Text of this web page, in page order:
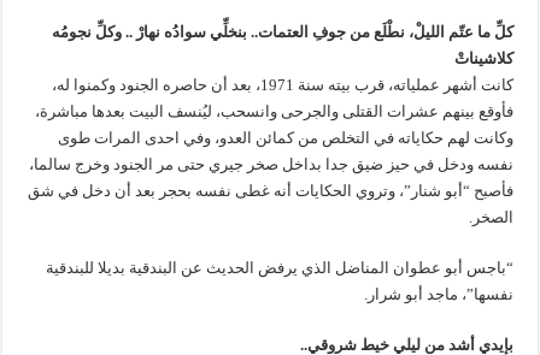
كلِّ ما عتّم الليلْ، نطْلَع من جوفِ العتمات.. بنخلِّي سوادُه نهارْ ..وكلِّ نجومُه
كلاشيناتْ
كانت أشهر عملياته، قرب بيته سنة 1971، بعد أن حاصره الجنود وكمنوا له،
فأوقع بينهم عشرات القتلى والجرحى وانسحب، ليُنسف البيت بعدها مباشرة،
وكانت لهم حكاياته في التخلص من كمائن العدو، وفي احدى المرات طوى
نفسه ودخل في حيز ضيق جدا بداخل صخر جيري حتى مر الجنود وخرج سالما،
فأصبح “أبو شنار”، وتروي الحكايات أنه غطى نفسه بحجر بعد أن دخل في شق
الصخر.
“باجس أبو عطوان المناضل الذي يرفض الحديث عن البندقية بديلا للبندقية
نفسها”، ماجد أبو شرار.
بإيدي أشد من ليلي خيط شروقي..